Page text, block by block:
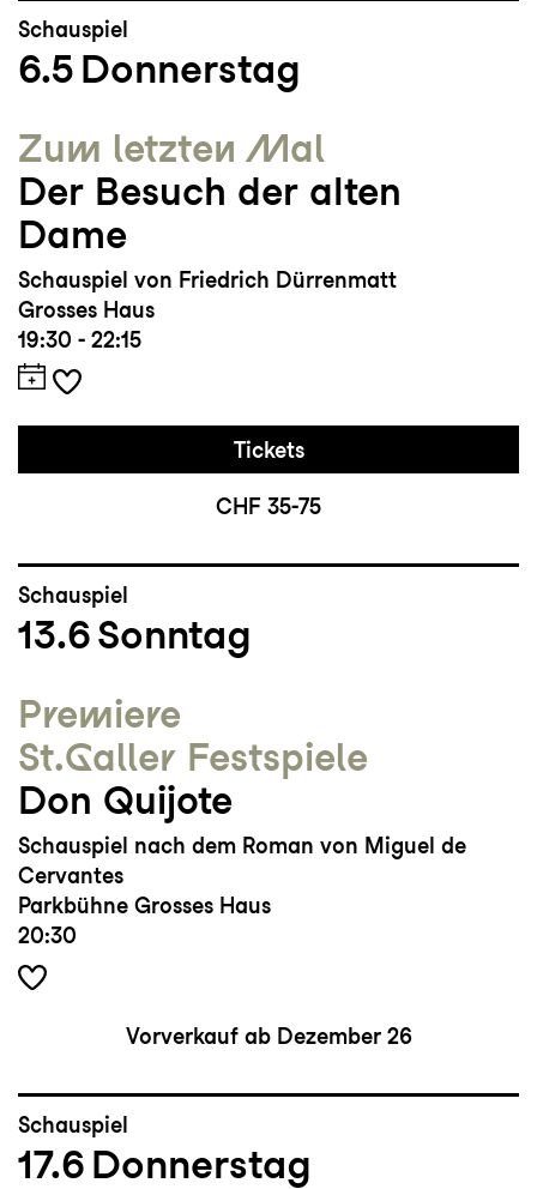
Schauspiel
6.5 Donnerstag
Zum letzten Mal
Der Besuch der alten
Dame
Schauspiel von Friedrich Dürrenmatt
Grosses Haus
19:30 - 22:15
Tickets
CHF 35-75
Schauspiel
13.6Sonntag
Premiere
St.Galler Festspiele
Don Quijote
Schauspiel nach dem Roman von Miguel de
Cervantes
Parkbühne Grosses Haus
20:30
Vorverkauf ab Dezember 26
Schauspiel
17.6 Donnerstag